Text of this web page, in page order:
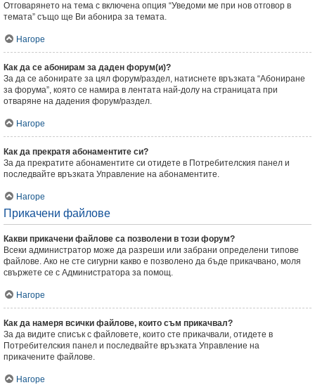
Отговарянето на тема с включена опция “Уведоми ме при нов отговор в
темата” също ще Ви абонира за темата.
Нагоре
Как да се абонирам за даден форум(и)?
За да се абонирате за цял форум/раздел, натиснете връзката “Абониране
за форума”, която се намира в лентата най-долу на страницата при
отваряне на дадения форум/раздел.
Нагоре
Как да прекратя абонаментите си?
За да прекратите абонаментите си отидете в Потребителския панел и
последвайте връзката Управление на абонаментите.
Нагоре
Прикачени файлове
Какви прикачени файлове са позволени в този форум?
Всеки администратор може да разреши или забрани определени типове
файлове. Ако не сте сигурни какво е позволено да бъде прикачвано, моля
свържете се с Администратора за помощ.
Нагоре
Как да намеря всички файлове, които съм прикачвал?
За да видите списък с файловете, които сте прикачвали, отидете в
Потребителския панел и последвайте връзката Управление на
прикачените файлове.
Нагоре